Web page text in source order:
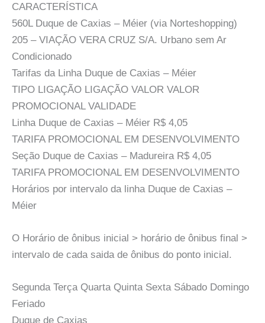
CARACTERÍSTICA
560L Duque de Caxias – Méier (via Norteshopping)
205 – VIAÇÃO VERA CRUZ S/A. Urbano sem Ar
Condicionado
Tarifas da Linha Duque de Caxias – Méier
TIPO LIGAÇÃO LIGAÇÃO VALOR VALOR
PROMOCIONAL VALIDADE
Linha Duque de Caxias – Méier R$ 4,05
TARIFA PROMOCIONAL EM DESENVOLVIMENTO
Seção Duque de Caxias – Madureira R$ 4,05
TARIFA PROMOCIONAL EM DESENVOLVIMENTO
Horários por intervalo da linha Duque de Caxias –
Méier
O Horário de ônibus inicial > horário de ônibus final >
intervalo de cada saida de ônibus do ponto inicial.
Segunda Terça Quarta Quinta Sexta Sábado Domingo
Feriado
Duque de Caxias